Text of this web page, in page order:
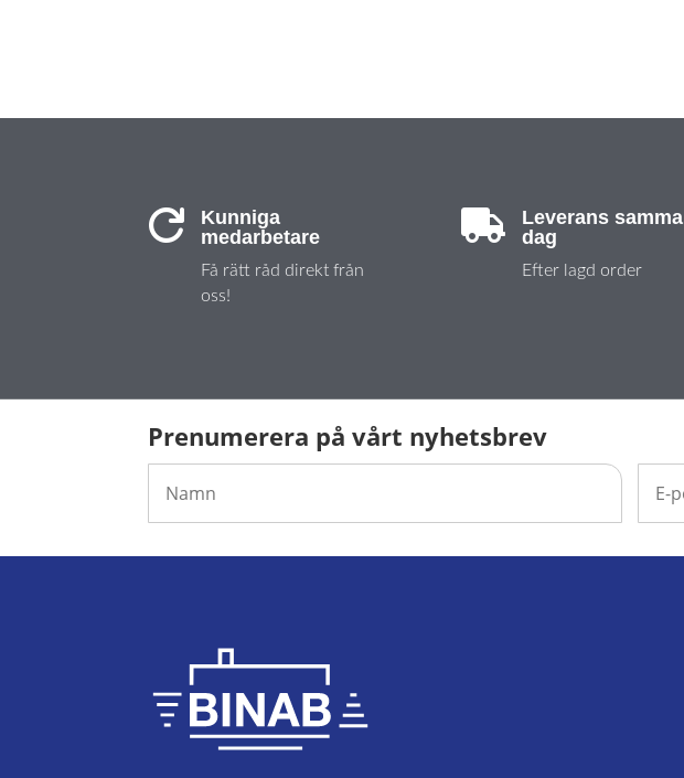

Kunniga
medarbetare
Få rätt råd direkt från
oss!

Leverans samma
dag
Efter lagd order
Prenumerera på vårt nyhetsbrev